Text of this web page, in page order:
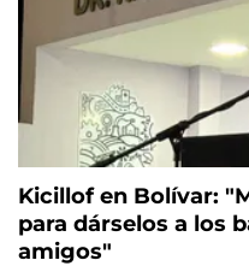
Kicillof en Bolívar:
para dárselos a los
amigos"